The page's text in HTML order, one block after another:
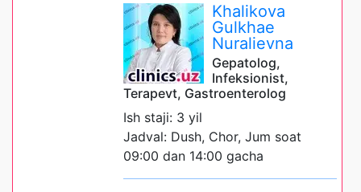
Khalikova
Gulkhae
Nuralievna
Gepatolog,
Infeksionist,
Terapevt, Gastroenterolog
Ish staji: 3 yil
Jadval: Dush, Chor, Jum soat
09:00 dan 14:00 gacha